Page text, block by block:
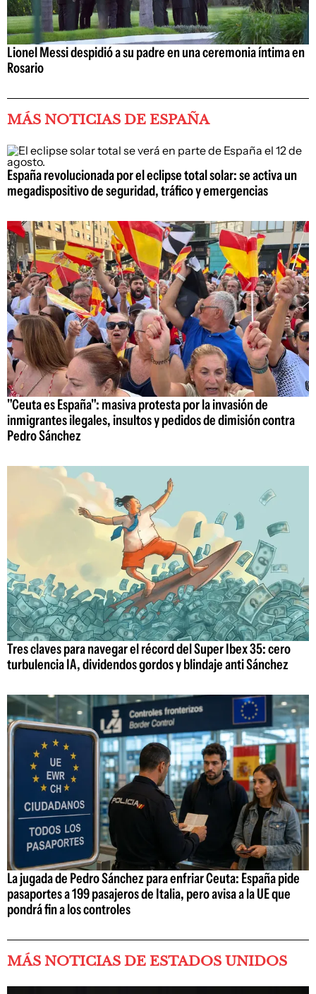
Lionel Messi despidió a su padre en una ceremonia íntima en
Rosario
MÁS NOTICIAS DE ESPAÑA
España revolucionada por el eclipse total solar: se activa un
megadispositivo de seguridad, tráfico y emergencias
"Ceuta es España": masiva protesta por la invasión de
inmigrantes ilegales, insultos y pedidos de dimisión contra
Pedro Sánchez
Tres claves para navegar el récord del Super Ibex 35: cero
turbulencia IA, dividendos gordos y blindaje anti Sánchez
La jugada de Pedro Sánchez para enfriar Ceuta: España pide
pasaportes a 199 pasajeros de Italia, pero avisa a la UE que
pondrá fin a los controles
MÁS NOTICIAS DE ESTADOS UNIDOS